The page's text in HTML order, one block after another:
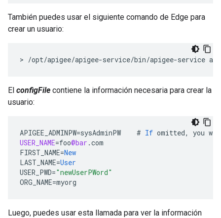
También puedes usar el siguiente comando de Edge para
crear un usuario:
> /opt/apigee/apigee-service/bin/apigee-service
El configFile contiene la información necesaria para crear la
usuario:
APIGEE_ADMINPW=sysAdminPW # If omitted, you
USER_NAME=foo@bar .com
FIRST_NAME=New
LAST_NAME=User
USER_PWD="newUserPWord"
ORG_NAME=myorg
Luego, puedes usar esta llamada para ver la información